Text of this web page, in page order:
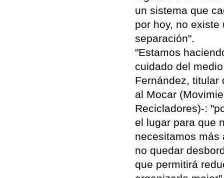
un sistema que
por hoy, no
separación".
"Estamos
cuidado del
Fernández, titular
al Mocar
Recicladores)-:
el lugar para que
necesitamos más
no quedar
que permitirá